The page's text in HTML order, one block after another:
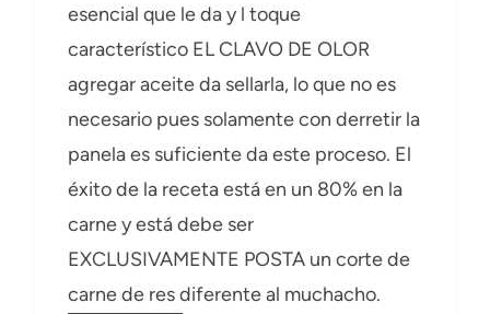
esencial que le da y l toque
característico EL CLAVO DE OLOR
agregar aceite da sellarla, lo que no es
necesario pues solamente con derretir la
panela es suficiente da este proceso. El
éxito de la receta está en un 80% en la
carne y está debe ser
EXCLUSIVAMENTE POSTA un corte de
carne de res diferente al muchacho.